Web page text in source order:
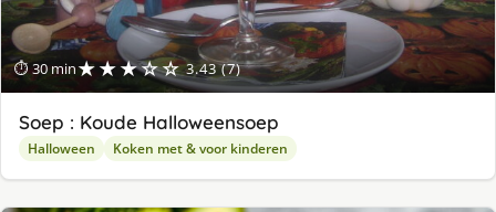
⏱ 30 min★★★☆☆ 3.43 (7)
Soep : Koude Halloweensoep
Halloween Koken met & voor kinderen